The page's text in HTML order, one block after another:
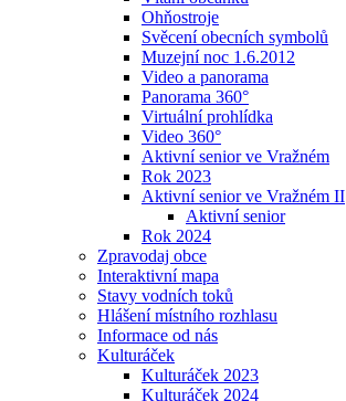
Ohňostroje
Svěcení obecních symbolů
Muzejní noc 1.6.2012
Video a panorama
Panorama 360°
Virtuální prohlídka
Video 360°
Aktivní senior ve Vražném
Rok 2023
Aktivní senior ve Vražném II
Aktivní senior
Rok 2024
Zpravodaj obce
Interaktivní mapa
Stavy vodních toků
Hlášení místního rozhlasu
Informace od nás
Kulturáček
Kulturáček 2023
Kulturáček 2024